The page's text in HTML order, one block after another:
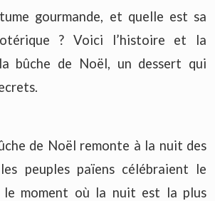
gourmande, et quelle est sa
? Voici l’histoire et la
bûche de Noël, un dessert qui
de Noël remonte à la nuit des
peuples païens célébraient le
le moment où la nuit est la plus